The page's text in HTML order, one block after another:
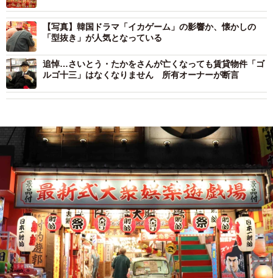
【写真】韓国ドラマ「イカゲーム」の影響か、懐かしの
「型抜き」が人気となっている
追悼…さいとう・たかをさんが亡くなっても賃貸物件「ゴ
ルゴ十三」はなくなりません 所有オーナーが断言